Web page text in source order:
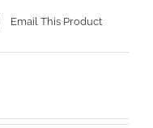
Email This Product